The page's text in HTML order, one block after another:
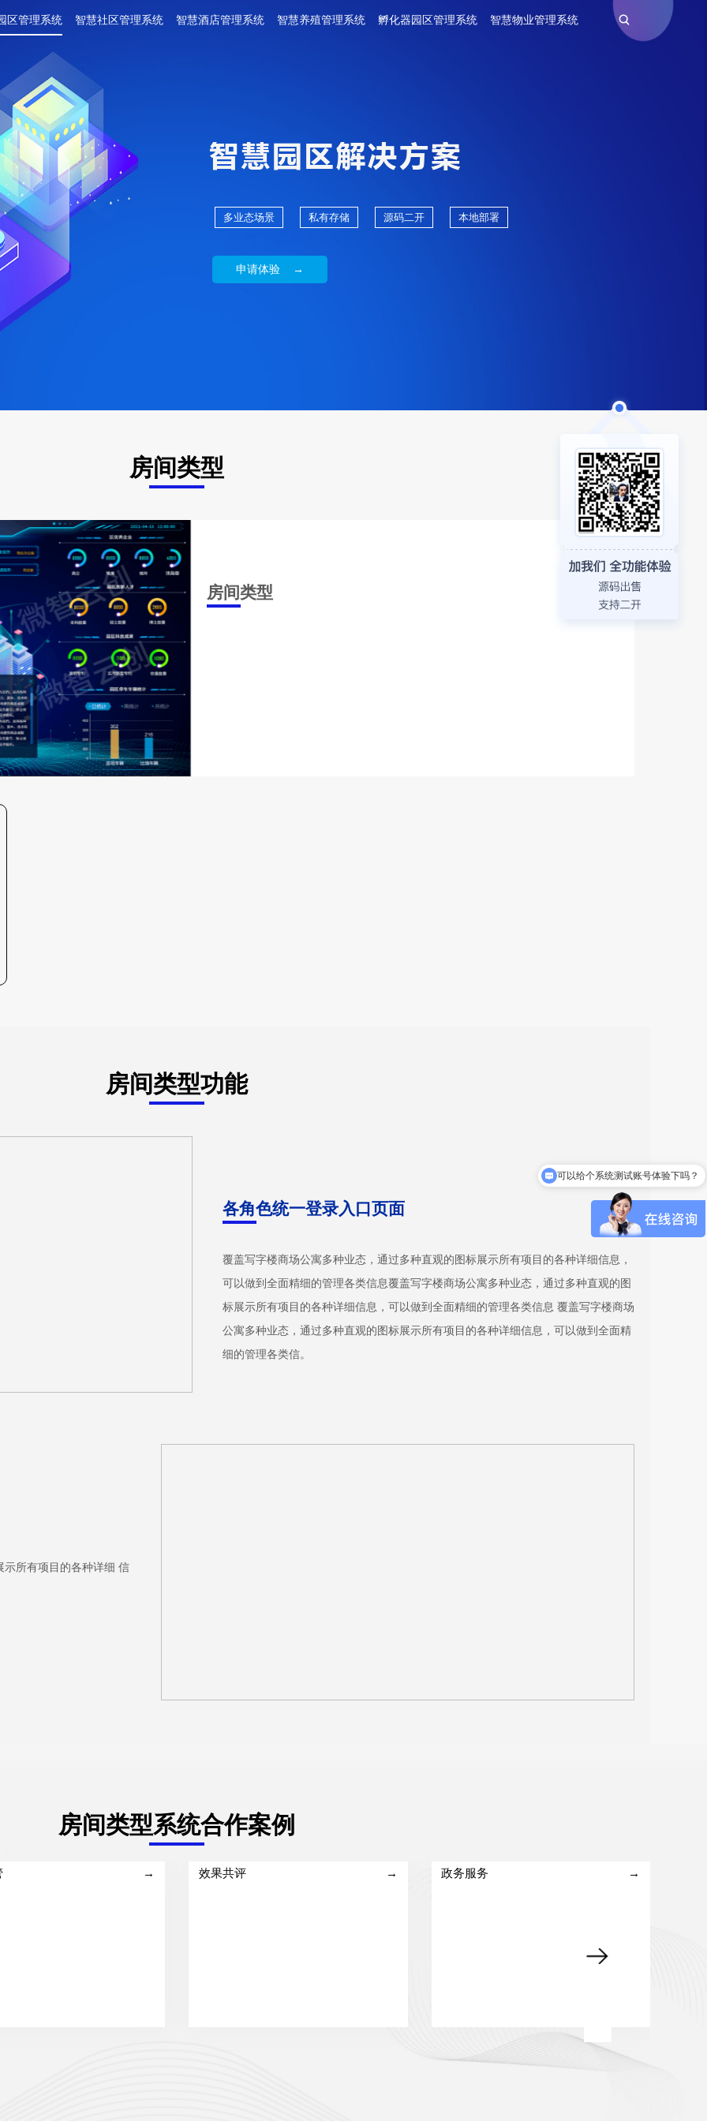
区管理系统 智慧社区管理系统 智慧酒店管理系统 智慧养殖管理系统 孵化器园区管理系统 智慧物业管理系统
多业态场景 私有存储 源码二开 本地部署
申请体验 →
房间类型
房间类型
房间类型功能
各角色统一登录入口页面
覆盖写字楼商场公寓多种业态，通过多种直观的图标展示所有项目的各种详细信息，
可以做到全面精细的管理各类信息覆盖写字楼商场公寓多种业态，通过多种直观的图
标展示所有项目的各种详细信息，可以做到全面精细的管理各类信息 覆盖写字楼商场
公寓多种业态，通过多种直观的图标展示所有项目的各种详细信息，可以做到全面精
细的管理各类信。
所有项目的各种详细 信
房间类型系统合作案例
→ 效果共评 → 政务服务 →
可以给个系统测试账号体验下吗？